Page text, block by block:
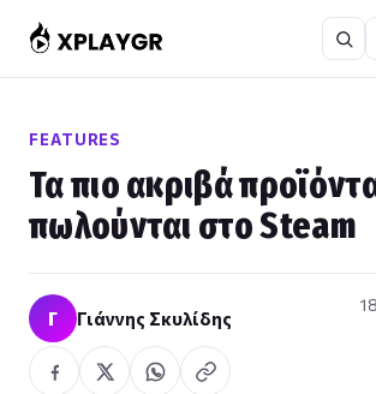
στο
περιεχόμενο
FEATURES
Τα πιο ακριβά
πωλούνται στο Steam
Γ Γιάννης Σκυλίδης